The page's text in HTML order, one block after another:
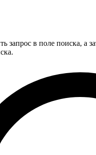
запрос в поле поиска, а